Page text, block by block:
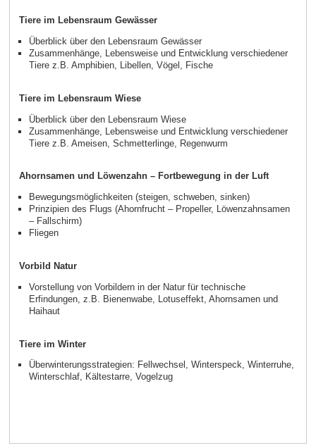
Tiere im Lebensraum Gewässer
Überblick über den Lebensraum Gewässer
Zusammenhänge, Lebensweise und Entwicklung verschiedener
Tiere z.B. Amphibien, Libellen, Vögel, Fische
Tiere im Lebensraum Wiese
Überblick über den Lebensraum Wiese
Zusammenhänge, Lebensweise und Entwicklung verschiedener
Tiere z.B. Ameisen, Schmetterlinge, Regenwurm
Ahornsamen und Löwenzahn – Fortbewegung in der Luft
Bewegungsmöglichkeiten (steigen, schweben, sinken)
Prinzipien des Flugs (Ahornfrucht – Propeller, Löwenzahnsamen
– Fallschirm)
Fliegen
Vorbild Natur
Vorstellung von Vorbildern in der Natur für technische
Erfindungen, z.B. Bienenwabe, Lotuseffekt, Ahornsamen und
Haihaut
Tiere im Winter
Überwinterungsstrategien: Fellwechsel, Winterspeck, Winterruhe,
Winterschlaf, Kältestarre, Vogelzug